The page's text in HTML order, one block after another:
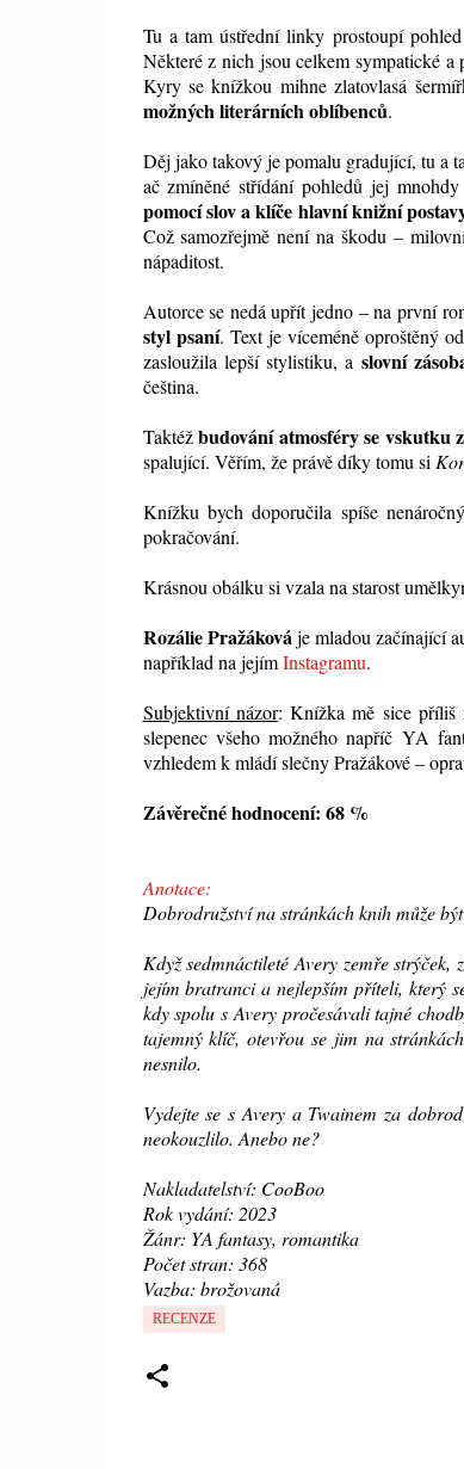
Tu a tam ústřední linky prostoupí
Některé z nich jsou celkem sympatické
Kyry se knížkou mihne zlatovlasá
možných literárních oblíbenců.
Děj jako takový je pomalu gradující, tu a
ač zmíněné střídání pohledů jej
pomocí slov a klíče hlavní knižní
Což samozřejmě není na škodu –
nápaditost.
Autorce se nedá upřít jedno – na první
styl psaní. Text je víceméně oproštěný
zasloužila lepší stylistiku, a slovní
čeština.
Taktéžbudování atmosféry se vskutku
spalující. Věřím, že právě díky tomu si
Knížku bych doporučila spíše
pokračování.
Krásnou obálku si vzala na starost
Rozálie Pražáková je mladou začínající
například na jejímInstagramu.
Subjektivní názor: Knížka mě sice příliš
slepenec všeho možného napříč YA
vzhledem k mládí slečny Pražákové –
Závěrečné hodnocení: 68 %
Anotace:
Dobrodružství na stránkách knih může
Když sedmnáctileté Avery zemře
jejím bratranci a nejlepším příteli, který
kdy spolu s Avery pročesávali tajné
tajemný klíč, otevřou se jim na
nesnilo.
Vydejte se s Avery a Twainem za
neokouzlilo. Anebo ne?
Nakladatelství: CooBoo
Rok vydání: 2023
Žánr: YA fantasy, romantika
Počet stran: 368
Vazba: brožovaná
RECENZE